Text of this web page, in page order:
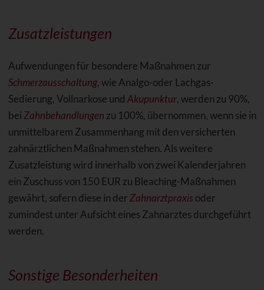
Zusatzleistungen
Aufwendungen für besondere Maßnahmen zur
Schmerzausschaltung, wie Analgo-oder Lachgas-
Sedierung, Vollnarkose und Akupunktur, werden zu 90%,
beiZahnbehandlungen zu 100%, übernommen, wenn sie in
unmittelbarem Zusammenhang mit den versicherten
zahnärztlichen Maßnahmen stehen. Als weitere
Zusatzleistung wird innerhalb von zwei Kalenderjahren
ein Zuschuss von 150 EUR zu Bleaching-Maßnahmen
gewährt, sofern diese in derZahnarztpraxis oder
zumindest unter Aufsicht eines Zahnarztes durchgeführt
werden.
Sonstige Besonderheiten